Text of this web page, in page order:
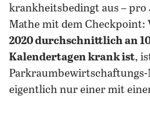
krankheitsbedingt aus – pro
Mathe mit dem Checkpoint:
2020 durchschnittlich an
Kalendertagen krank ist,
eigentlich nur einer mit einer